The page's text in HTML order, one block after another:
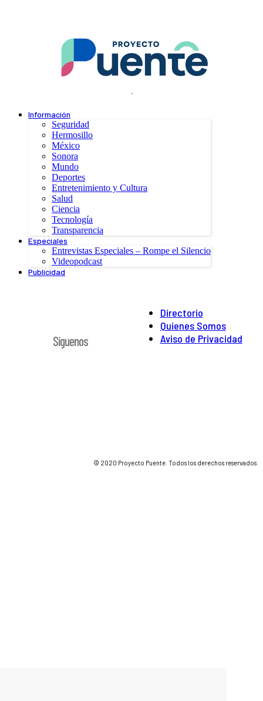
.
Información
Seguridad
Hermosillo
México
Sonora
Mundo
Deportes
Entretenimiento y Cultura
Salud
Ciencia
Tecnología
Transparencia
Especiales
Entrevistas Especiales – Rompe el Silencio
Videopodcast
Publicidad
Directorio
Quienes Somos
Aviso de Privacidad
Síguenos
© 2020 Proyecto Puente. Todos los derechos reservados.